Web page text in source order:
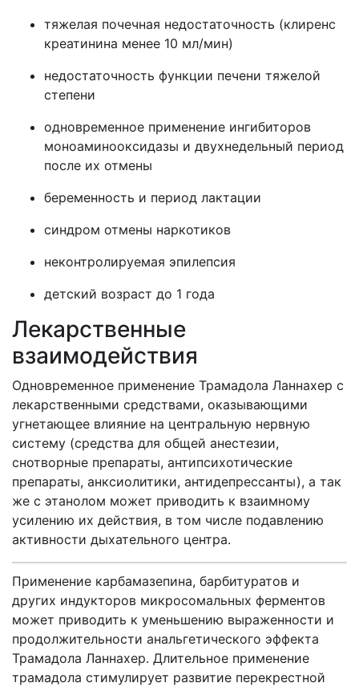
тяжелая почечная недостаточность (клиренс
креатинина менее 10 мл/мин)
недостаточность функции печени тяжелой
степени
одновременное применение ингибиторов
моноаминооксидазы и двухнедельный период
после их отмены
беременность и период лактации
синдром отмены наркотиков
неконтролируемая эпилепсия
детский возраст до 1 года
Лекарственные
взаимодействия
Одновременное применение Трамадола Ланнахер с
лекарственными средствами, оказывающими
угнетающее влияние на центральную нервную
систему (средства для общей анестезии,
снотворные препараты, антипсихотические
препараты, анксиолитики, антидепрессанты), а так
же с этанолом может приводить к взаимному
усилению их действия, в том числе подавлению
активности дыхательного центра.
Применение карбамазепина, барбитуратов и
других индукторов микросомальных ферментов
может приводить к уменьшению выраженности и
продолжительности анальгетического эффекта
Трамадола Ланнахер. Длительное применение
трамадола стимулирует развитие перекрестной